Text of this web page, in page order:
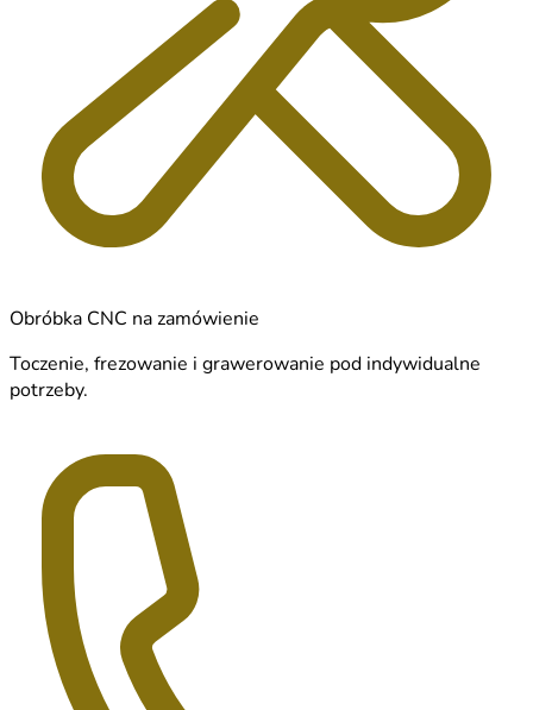
Obróbka CNC na zamówienie
Toczenie, frezowanie i grawerowanie pod indywidualne
potrzeby.